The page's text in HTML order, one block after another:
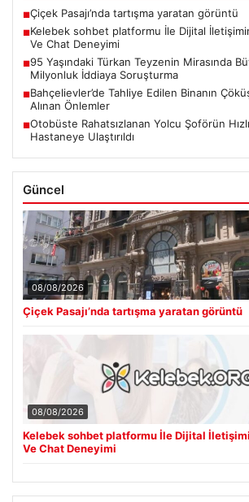
■Çiçek Pasajı’nda tartışma yaratan görüntü
■Kelebek sohbet platformu İle Dijital
Ve Chat Deneyimi
■95 Yaşındaki Türkan Teyzenin Mirasında
Milyonluk İddiaya Soruşturma
■Bahçelievler’de Tahliye Edilen Binanın
Alınan Önlemler
■Otobüste Rahatsızlanan Yolcu Şoförün
Hastaneye Ulaştırıldı
Güncel
08/08/2026
Çiçek Pasajı’nda tartışma yaratan görüntü
08/08/2026
Kelebek sohbet platformu İle Dijital
Ve Chat Deneyimi